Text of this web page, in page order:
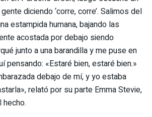
diciendo ‘corre, corre’. Salimos del
estampida humana, bajando las
acostada por debajo siendo
junto a una barandilla y me puse en
pensando: «Estaré bien, estaré bien.»
debajo de mí, y yo estaba
relató por su parte Emma Stevie,